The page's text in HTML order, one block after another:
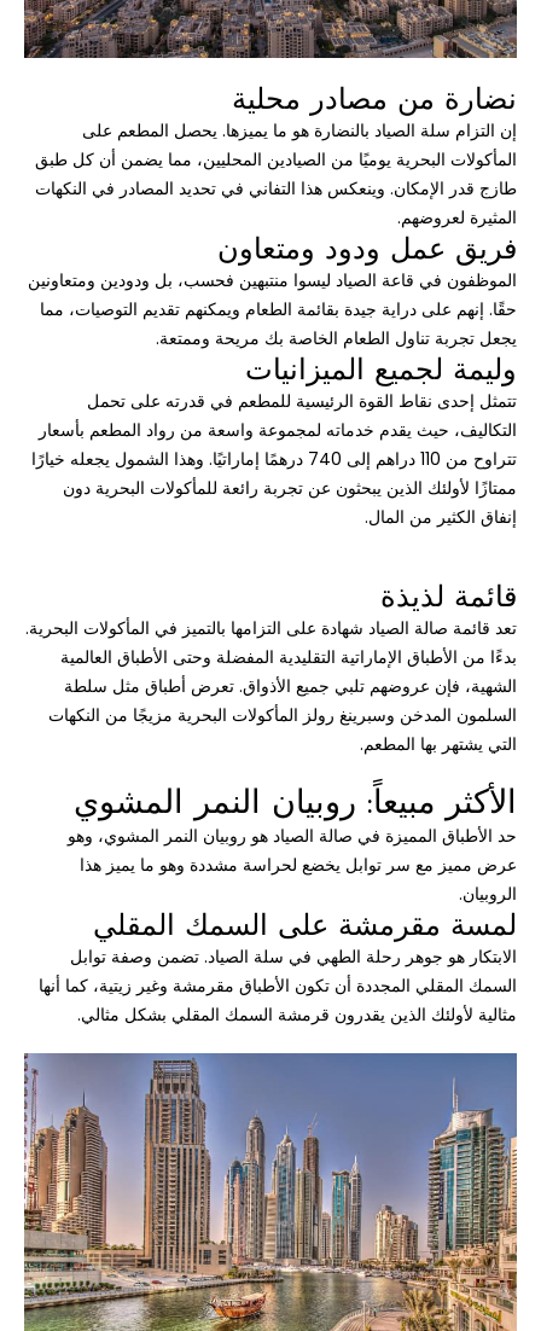
نضارة من مصادر محلية
إن التزام سلة الصياد بالنضارة هو ما يميزها. يحصل المطعم على
المأكولات البحرية يوميًا من الصيادين المحليين، مما يضمن أن كل طبق
طازج قدر الإمكان. وينعكس هذا التفاني في تحديد المصادر في النكهات
المثيرة لعروضهم.
فريق عمل ودود ومتعاون
الموظفون في قاعة الصياد ليسوا منتبهين فحسب، بل ودودين ومتعاونين
حقًا. إنهم على دراية جيدة بقائمة الطعام ويمكنهم تقديم التوصيات، مما
يجعل تجربة تناول الطعام الخاصة بك مريحة وممتعة.
وليمة لجميع الميزانيات
تتمثل إحدى نقاط القوة الرئيسية للمطعم في قدرته على تحمل
التكاليف، حيث يقدم خدماته لمجموعة واسعة من رواد المطعم بأسعار
تتراوح من 110 دراهم إلى 740 درهمًا إماراتيًا. وهذا الشمول يجعله خيارًا
ممتازًا لأولئك الذين يبحثون عن تجربة رائعة للمأكولات البحرية دون
إنفاق الكثير من المال.
قائمة لذيذة
تعد قائمة صالة الصياد شهادة على التزامها بالتميز في المأكولات البحرية.
بدءًا من الأطباق الإماراتية التقليدية المفضلة وحتى الأطباق العالمية
الشهية، فإن عروضهم تلبي جميع الأذواق. تعرض أطباق مثل سلطة
السلمون المدخن وسبرينغ رولز المأكولات البحرية مزيجًا من النكهات
التي يشتهر بها المطعم.
الأكثر مبيعاً: روبيان النمر المشوي
حد الأطباق المميزة في صالة الصياد هو روبيان النمر المشوي، وهو
عرض مميز مع سر توابل يخضع لحراسة مشددة وهو ما يميز هذا
الروبيان.
لمسة مقرمشة على السمك المقلي
الابتكار هو جوهر رحلة الطهي في سلة الصياد. تضمن وصفة توابل
السمك المقلي المجددة أن تكون الأطباق مقرمشة وغير زيتية، كما أنها
مثالية لأولئك الذين يقدرون قرمشة السمك المقلي بشكل مثالي.